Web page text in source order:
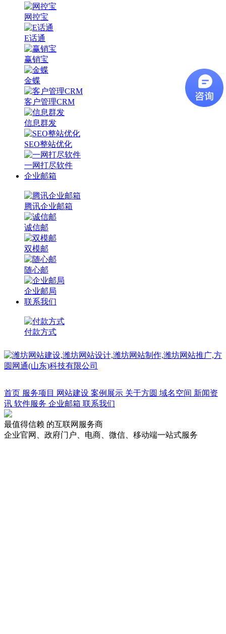
网控宝
E话通
赢销宝
金蝶
客户管理CRM
信息群发
SEO整站优化
一网打尽软件
企业邮箱
腾讯企业邮箱
诚信邮
双模邮
随心邮
企业邮局
联系我们
付款方式
首页 服务项目 网站建设 案例展示 关于方圆 域名空间 新闻资
讯 软件服务 企业邮箱 联系我们
最值得信赖 的互联网服务商
企业官网、政府门户、电商、微信、移动端一站式服务